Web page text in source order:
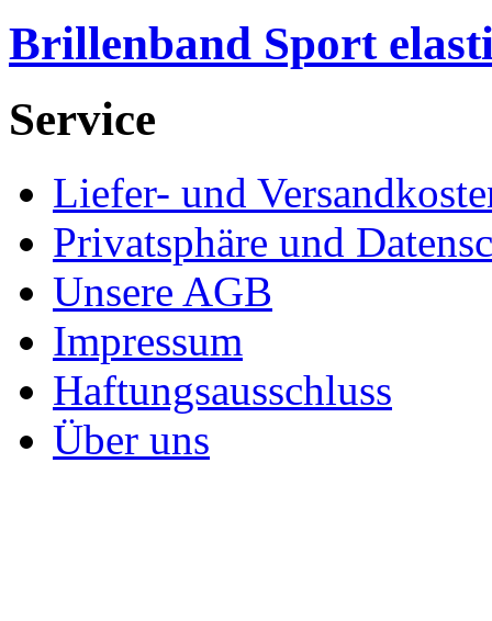
Brillenband Sport
Service
Liefer- und
Privatsphäre und
Unsere AGB
Impressum
Haftungsausschluss
Über uns